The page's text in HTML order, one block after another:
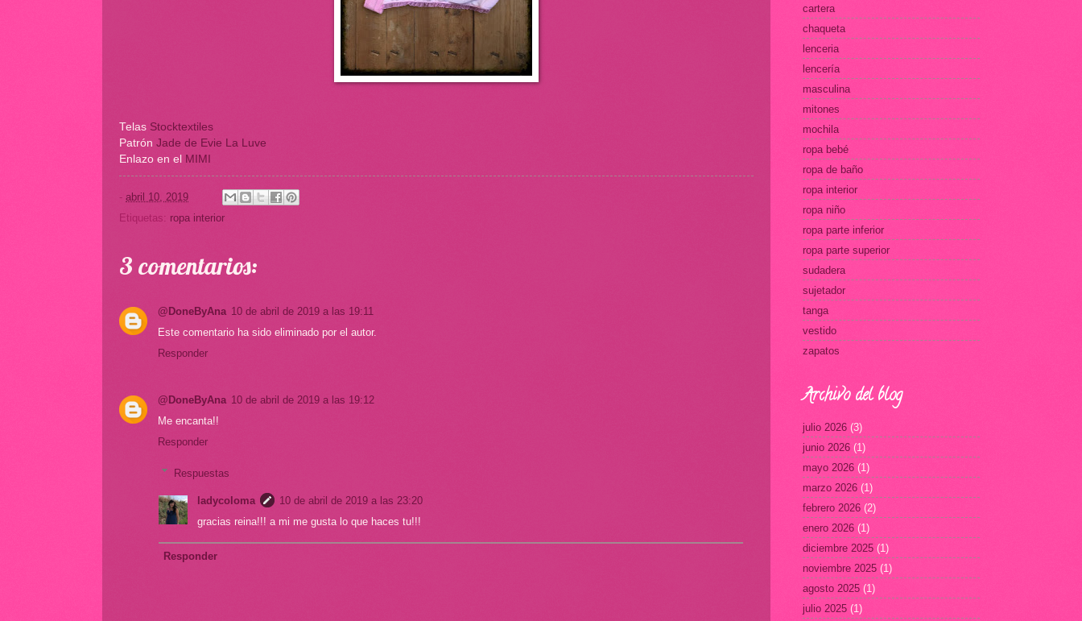
Telas Stocktextiles
Patrón Jade de Evie La Luve
Enlazo en el
MIMI
- abril 10, 2019
Etiquetas: ropa interior
3 comentarios:
@DoneByAna 10 de abril de 2019 a las 19:11
Este comentario ha sido eliminado por el autor.
Responder
@DoneByAna 10 de abril de 2019 a las 19:12
Me encanta!!
Responder
Respuestas
ladycoloma
10 de abril de 2019 a las 23:20
gracias reina!!! a mi me gusta lo que haces tu!!!
Responder
cartera
chaqueta
lenceria
lencería
masculina
mitones
mochila
ropa bebé
ropa de baño
ropa interior
ropa niño
ropa parte inferior
ropa parte superior
sudadera
sujetador
tanga
vestido
zapatos
Archivo del blog
julio 2026 (3)
junio 2026 (1)
mayo 2026 (1)
marzo 2026 (1)
febrero 2026 (2)
enero 2026 (1)
diciembre 2025 (1)
noviembre 2025 (1)
agosto 2025 (1)
julio 2025 (1)